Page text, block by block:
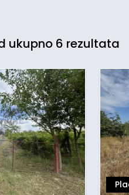
ukupno 6 rezultata